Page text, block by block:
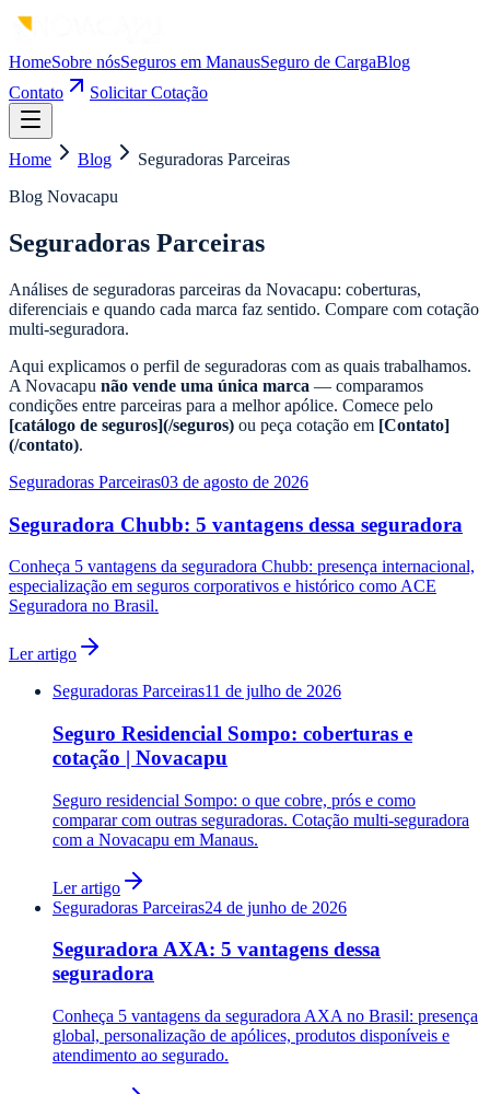
HomeSobre nósSeguros em ManausSeguro de CargaBlog
Contato
Solicitar Cotação
Home Blog
Seguradoras Parceiras
Blog Novacapu
Seguradoras Parceiras
Análises de seguradoras parceiras da Novacapu: coberturas,
diferenciais e quando cada marca faz sentido. Compare com cotação
multi-seguradora.
Aqui explicamos o perfil de seguradoras com as quais trabalhamos.
A Novacapu não vende uma única marca — comparamos
condições entre parceiras para a melhor apólice. Comece pelo
[catálogo de seguros](/seguros) ou peça cotação em [Contato]
(/contato).
Seguradoras Parceiras03 de agosto de 2026
Seguradora Chubb: 5 vantagens dessa seguradora
Conheça 5 vantagens da seguradora Chubb: presença internacional,
especialização em seguros corporativos e histórico como ACE
Seguradora no Brasil.
Ler artigo
Seguradoras Parceiras11 de julho de 2026
Seguro Residencial Sompo: coberturas e
cotação | Novacapu
Seguro residencial Sompo: o que cobre, prós e como
comparar com outras seguradoras. Cotação multi-seguradora
com a Novacapu em Manaus.
Ler artigo
Seguradoras Parceiras24 de junho de 2026
Seguradora AXA: 5 vantagens dessa
seguradora
Conheça 5 vantagens da seguradora AXA no Brasil: presença
global, personalização de apólices, produtos disponíveis e
atendimento ao segurado.